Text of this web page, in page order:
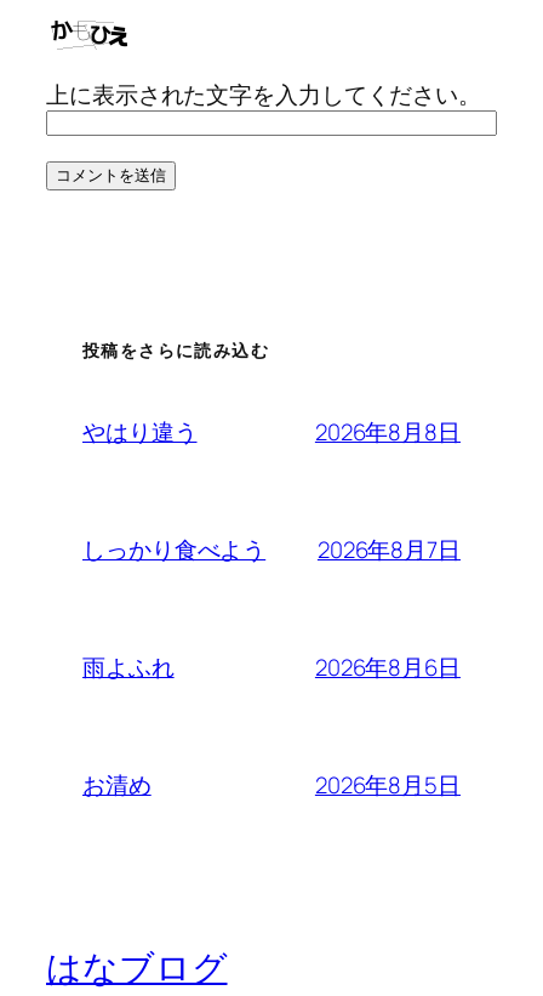
上に表示された文字を入力してください。
投稿をさらに読み込む
やはり違う 2026年8月8日
しっかり食べよう 2026年8月7日
雨よふれ 2026年8月6日
お清め 2026年8月5日
はなブログ